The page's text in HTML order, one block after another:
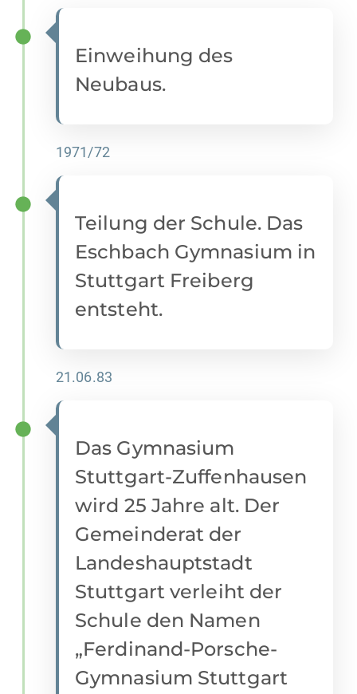
Einweihung des
Neubaus.
1971/72
Teilung der Schule. Das
Eschbach Gymnasium in
Stuttgart Freiberg
entsteht.
21.06.83
Das Gymnasium
Stuttgart-Zuffenhausen
wird 25 Jahre alt. Der
Gemeinderat der
Landeshauptstadt
Stuttgart verleiht der
Schule den Namen
„Ferdinand-Porsche-
Gymnasium Stuttgart